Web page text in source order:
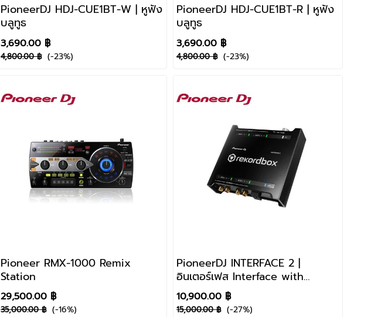
PioneerDJ HDJ-CUE1BT-W | หูฟัง
บลูทูธ
3,690.00 ฿
4,800.00 ฿ (-23%)
PioneerDJ HDJ-CUE1BT-R | หูฟัง
บลูทูธ
3,690.00 ฿
4,800.00 ฿ (-23%)
Pioneer RMX-1000 Remix
Station
29,500.00 ฿
35,000.00 ฿ (-16%)
PioneerDJ INTERFACE 2 |
อินเตอร์เฟส Interface with
rekordbox dj
10,900.00 ฿
15,000.00 ฿ (-27%)